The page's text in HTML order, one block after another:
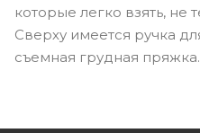
которые легко взять, не
Сверху имеется ручка
съемная грудная пряжка.